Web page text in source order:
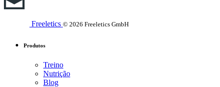
Freeletics © 2026 Freeletics GmbH
Produtos
Treino
Nutrição
Blog